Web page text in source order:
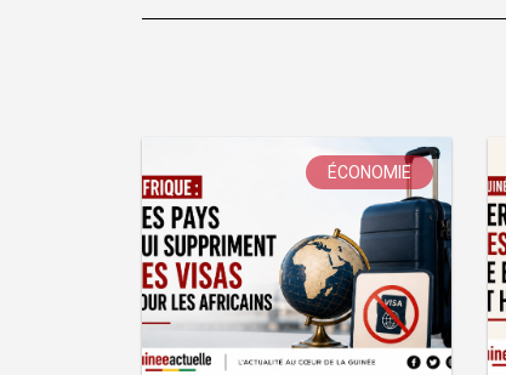
ÉCONOMIE